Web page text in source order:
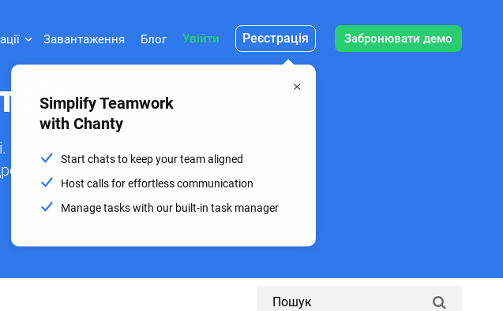
Завантаження Блог Увійти Реєстрація
Simplify Teamwork
with Chanty
Start chats to keep your team aligned
Host calls for effortless communication
Manage tasks with our built-in task manager
Забронювати демо